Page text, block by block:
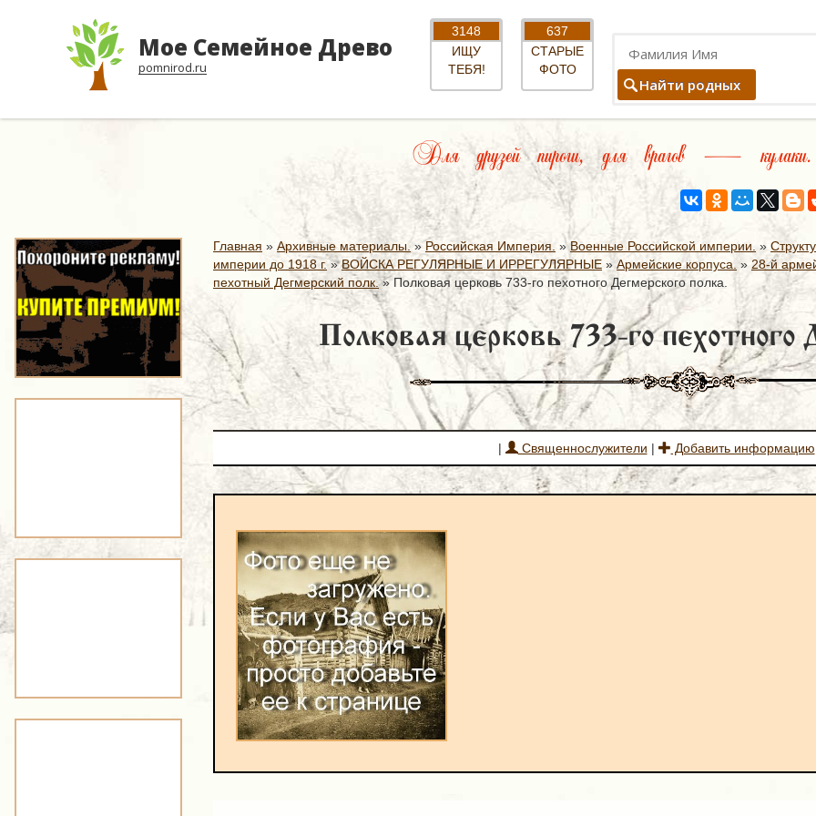
Мое Семейное Древо
pomnirod.ru
3148
ИЩУ
ТЕБЯ!
637
СТАРЫЕ
ФОТО
Найти родных
Для друзей пироги, для врагов — кулаки.
Главная » Архивные материалы. »Российская Империя. »Военные Российской империи. »
империи до 1918 г.»ВОЙСКА РЕГУЛЯРНЫЕ И ИРРЕГУЛЯРНЫЕ » Армейские корпуса. » 28-й
пехотный Дегмерский полк.»Полковая церковь 733-го пехотного Дегмерского полка.
Полковая церковь 733-го пехотного
| Священнослужители | Добавить информацию